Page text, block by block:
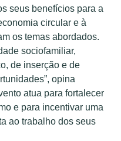
seus benefícios para a
circular e à
os temas abordados.
sociofamiliar,
de inserção e de
opina
atua para fortalecer
e para incentivar uma
ao trabalho dos seus